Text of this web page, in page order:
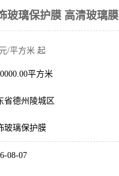
玻璃保护膜 高清玻璃膜
/平方米 起
平方米
省德州陵城区
玻璃保护膜
08-07